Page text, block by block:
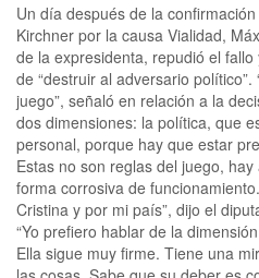
Un día después de la
Kirchner por la causa Vialidad,
de la expresidenta, repudió el
de “destruir al adversario
juego”, señaló en relación a la
dos dimensiones: la política, que
personal, porque hay que estar
Estas no son reglas del juego,
forma corrosiva de
Cristina y por mi país”, dijo el
“Yo prefiero hablar de la
Ella sigue muy firme. Tiene una